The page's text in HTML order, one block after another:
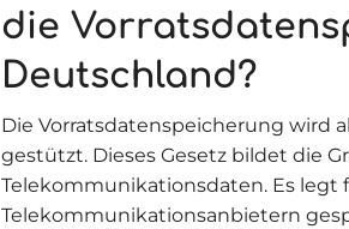
die
Deutschland?
Die Vorratsdatenspeicherung wird
gestützt. Dieses Gesetz bildet die
Telekommunikationsdaten. Es legt
Telekommunikationsanbietern